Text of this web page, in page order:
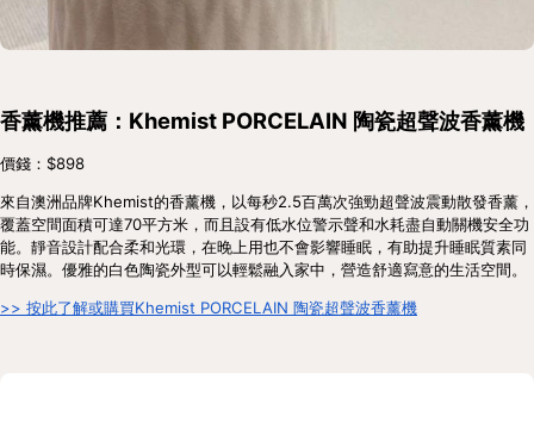
香薰機推薦：Khemist PORCELAIN 陶瓷超聲波香薰機
價錢：$898
來自澳洲品牌Khemist的香薰機，以每秒2.5百萬次強勁超聲波震動散發香薰，
覆蓋空間面積可達70平方米，而且設有低水位警示聲和水耗盡自動關機安全功
能。靜音設計配合柔和光環，在晚上用也不會影響睡眠，有助提升睡眠質素同
時保濕。優雅的白色陶瓷外型可以輕鬆融入家中，營造舒適寫意的生活空間。
>> 按此了解或購買Khemist PORCELAIN 陶瓷超聲波香薰機